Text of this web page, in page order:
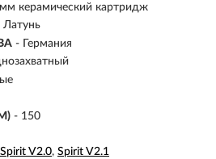
керамический картридж
Латунь
- Германия
- 150
Spirit V2.0 Spirit V2.1